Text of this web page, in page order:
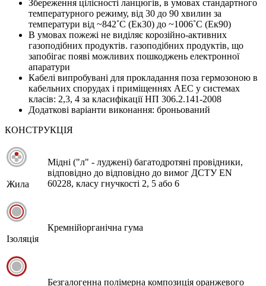
Збереження цілісності ланцюгів, в умовах стандартного
температурного режиму, від 30 до 90 хвилин за
температури від ~842˚С (Eк30) до ~1006˚С (Eк90)
В умовах пожежі не виділяє корозійно-активних
газоподібних продуктів. газоподібних продуктів, що
запобігає появі можливих пошкоджень електронної
апаратури
Кабелі випробувані для прокладання поза гермозоною в
кабельних спорудах і приміщеннях АЕС у системах
класів: 2,3, 4 за класифікації НП 306.2.141-2008
Додаткові варіанти виконання: броньований
КОНСТРУКЦІЯ
Жила
Мідні ("л" - луджені) багатодротяні провідники,
відповідно до відповідно до вимог ДСТУ EN
60228, класу гнучкості 2, 5 або 6
Ізоляція
Кремнійорганічна гума
Безгалогенна полімерна композиція оранжевого